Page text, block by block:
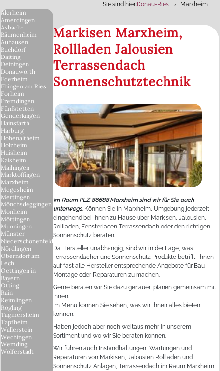
Sie sind hier:Donau-Ries Marxheim
Markisen Marxheim,
Rollladen Jalousien
Terrassendach
Sonnenschutztechnik
Im Raum PLZ 86688 Marxheim sind wir für Sie auch
unterwegs. Können Sie in Marxheim, Umgebung jederzeit
eingehend bei Ihnen zu Hause über Markisen, Jalousien,
Rollladen, Fensterladen Terrassendach oder den richtigen
Sonnenschutz beraten.
Da Hersteller unabhängig, sind wir in der Lage, was
Terrassendächer und Sonnenschutz Produkte betrifft, Ihnen
auf fast alle Hersteller entsprechende Angebote für Bau
Montage oder Reparaturen zu machen.
Gerne beraten wir Sie dazu genauer, planen gemeinsam mit
Ihnen.
Im Menü können Sie sehen, was wir Ihnen alles bieten
können.
Haben jedoch aber noch weitaus mehr in unserem
Sortiment und wo wir Sie beraten können.
Wir führen auch Instandhaltungen, Wartungen und
Reparaturen von Markisen, Jalousien Rollladen und
Sonnenschutz Anlagen, Terrassendach im Raum Marxheim
Alerheim
Amerdingen
Asbach-
Bäumenheim
Auhausen
Buchdorf
Daiting
Deiningen
Donauwörth
Ederheim
Ehingen am Ries
Forheim
Fremdingen
Fünfstetten
Genderkingen
Hainsfarth
Harburg
Hohenaltheim
Holzheim
Huisheim
Kaisheim
Maihingen
Marktoffingen
Marxheim
Megesheim
Mertingen
Mönchsdeggingen
Monheim
Möttingen
Munningen
Münster
Niederschönenfeld
Nördlingen
Oberndorf am
Lech
Oettingen in
Bayern
Otting
Rain
Reimlingen
Rögling
Tagmersheim
Tapfheim
Wallerstein
Wechingen
Wemding
Wolferstadt